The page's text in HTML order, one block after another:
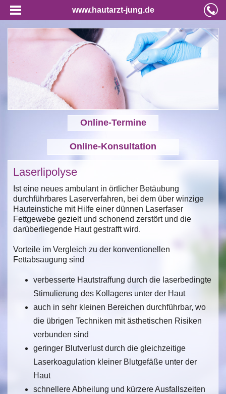
www.hautarzt-jung.de
Online-Termine
Online-Konsultation
Laserlipolyse
Ist eine neues ambulant in örtlicher Betäubung
durchführbares Laserverfahren, bei dem über winzige
Hauteinstiche mit Hilfe einer dünnen Laserfaser
Fettgewebe gezielt und schonend zerstört und die
darüberliegende Haut gestrafft wird.
Vorteile im Vergleich zu der konventionellen
Fettabsaugung sind
verbesserte Hautstraffung durch die laserbedingte
Stimulierung des Kollagens unter der Haut
auch in sehr kleinen Bereichen durchführbar, wo
die übrigen Techniken mit ästhetischen Risiken
verbunden sind
geringer Blutverlust durch die gleichzeitige
Laserkoagulation kleiner Blutgefäße unter der
Haut
schnellere Abheilung und kürzere Ausfallszeiten